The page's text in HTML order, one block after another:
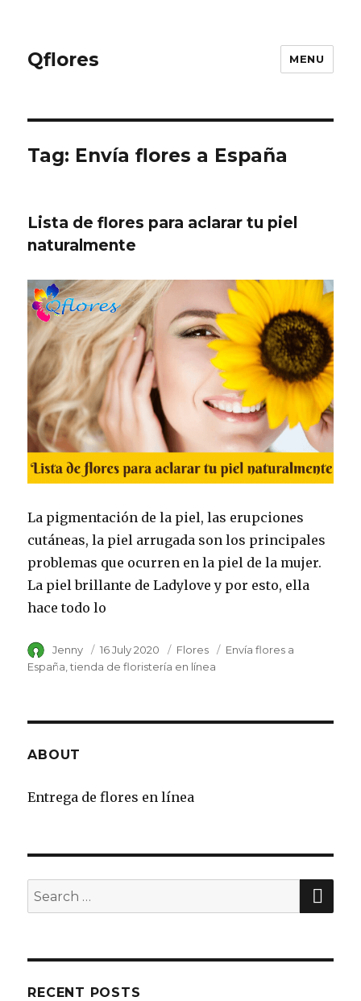
Qflores MENU
Tag: Envía flores a España
Lista de flores para aclarar tu piel
naturalmente
La pigmentación de la piel, las erupciones
cutáneas, la piel arrugada son los principales
problemas que ocurren en la piel de la mujer.
La piel brillante de Ladylove y por esto, ella
hace todo lo
Author
Jenny
Posted
on
16 July 2020 Category
Flores Tags
Envía flores a
España tienda de floristería en línea
ABOUT
Entrega de flores en línea
Search
for:
RECENT POSTS